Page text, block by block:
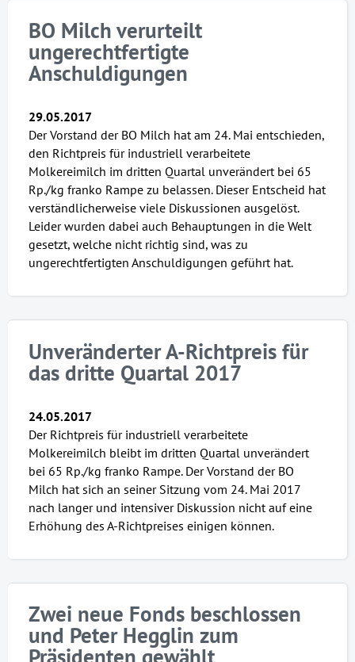
BO Milch verurteilt
ungerechtfertigte
Anschuldigungen
29.05.2017
Der Vorstand der BO Milch hat am 24. Mai entschieden,
den Richtpreis für industriell verarbeitete
Molkereimilch im dritten Quartal unverändert bei 65
Rp./kg franko Rampe zu belassen. Dieser Entscheid hat
verständlicherweise viele Diskussionen ausgelöst.
Leider wurden dabei auch Behauptungen in die Welt
gesetzt, welche nicht richtig sind, was zu
ungerechtfertigten Anschuldigungen geführt hat.
Unveränderter A-Richtpreis für
das dritte Quartal 2017
24.05.2017
Der Richtpreis für industriell verarbeitete
Molkereimilch bleibt im dritten Quartal unverändert
bei 65 Rp./kg franko Rampe. Der Vorstand der BO
Milch hat sich an seiner Sitzung vom 24. Mai 2017
nach langer und intensiver Diskussion nicht auf eine
Erhöhung des A-Richtpreises einigen können.
Zwei neue Fonds beschlossen
und Peter Hegglin zum